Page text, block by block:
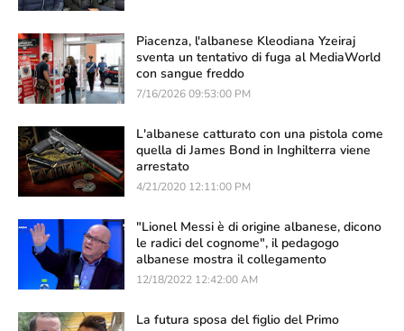
Piacenza, l'albanese Kleodiana Yzeiraj
sventa un tentativo di fuga al MediaWorld
con sangue freddo
7/16/2026 09:53:00 PM
L'albanese catturato con una pistola come
quella di James Bond in Inghilterra viene
arrestato
4/21/2020 12:11:00 PM
"Lionel Messi è di origine albanese, dicono
le radici del cognome", il pedagogo
albanese mostra il collegamento
12/18/2022 12:42:00 AM
La futura sposa del figlio del Primo